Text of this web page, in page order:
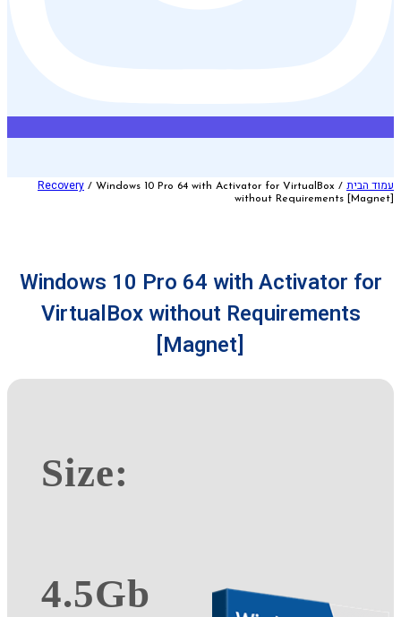
עמוד הבית/
Recovery / Windows 10 Pro 64 with Activator for VirtualBox
without Requirements [Magnet]
Windows 10 Pro 64 with Activator for
VirtualBox without Requirements
[Magnet]
Size:
4.5Gb